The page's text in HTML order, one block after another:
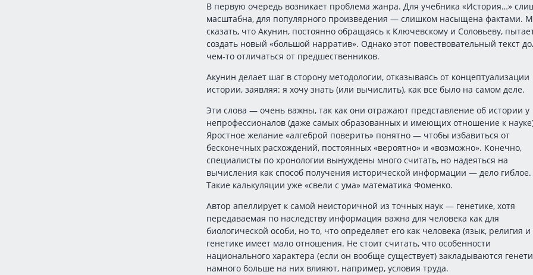
В первую очередь возникает проблема жанра. Для учебника «История…»
масштабна, для популярного произведения — слишком насыщена фактами.
сказать, что Акунин, постоянно обращаясь к Ключевскому и Соловьеву,
создать новый «большой нарратив». Однако этот повествовательный текст
чем-то отличаться от предшественников.
Акунин делает шаг в сторону методологии, отказываясь от концептуализации
истории, заявляя: я хочу знать (или вычислить), как все было на самом деле.
Эти слова — очень важны, так как они отражают представление об истории у
непрофессионалов (даже самых образованных и имеющих отношение к
Яростное желание «алгеброй поверить» понятно — чтобы избавиться от
бесконечных расхождений, постоянных «вероятно» и «возможно». Конечно,
специалисты по хронологии вынуждены много считать, но надеяться на
вычисления как способ получения исторической информации — дело гиблое.
Такие калькуляции уже «свели с ума» математика Фоменко.
Автор апеллирует к самой неисторичной из точных наук — генетике, хотя
передаваемая по наследству информация важна для человека как для
биологической особи, но то, что определяет его как человека (язык, религия и
генетике имеет мало отношения. Не стоит считать, что особенности
национального характера (если он вообще существует) закладываются
намного больше на них влияют, например, условия труда.